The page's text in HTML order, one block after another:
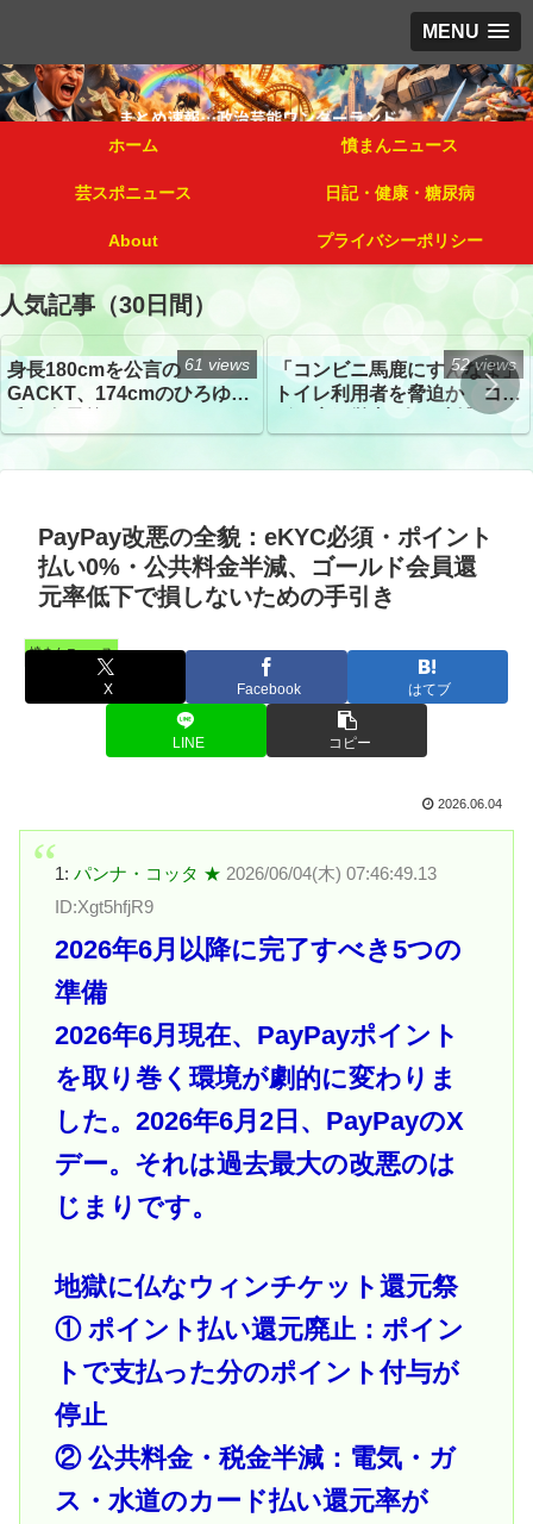
MENU
ホーム 憤まんニュース
芸スポニュース 日記・健康・糖尿病
About プライバシーポリシー
人気記事（30日間）
身長180cmを公言の
GACKT、174cmのひろゆき
トざわつき イベントでの写
真が話題
61 views
「コンビニ馬鹿にすんなよ」
トイレ利用者を脅迫か コン
52 views
PayPay改悪の全貌：eKYC必須・ポイント
払い0%・公共料金半減、ゴールド会員還
元率低下で損しないための手引き
憤まんニュース
X Facebook はてブ
LINE コピー
2026.06.04
1: パンナ・コッタ ★ 2026/06/04(木) 07:46:49.13
ID:Xgt5hfjR9
2026年6月以降に完了すべき5つの
準備
2026年6月現在、PayPayポイント
を取り巻く環境が劇的に変わりま
した。2026年6月2日、PayPayのX
デー。それは過去最大の改悪のは
じまりです。
地獄に仏なウィンチケット還元祭
① ポイント払い還元廃止：ポイン
トで支払った分のポイント付与が
停止
② 公共料金・税金半減：電気・ガ
ス・水道のカード払い還元率が